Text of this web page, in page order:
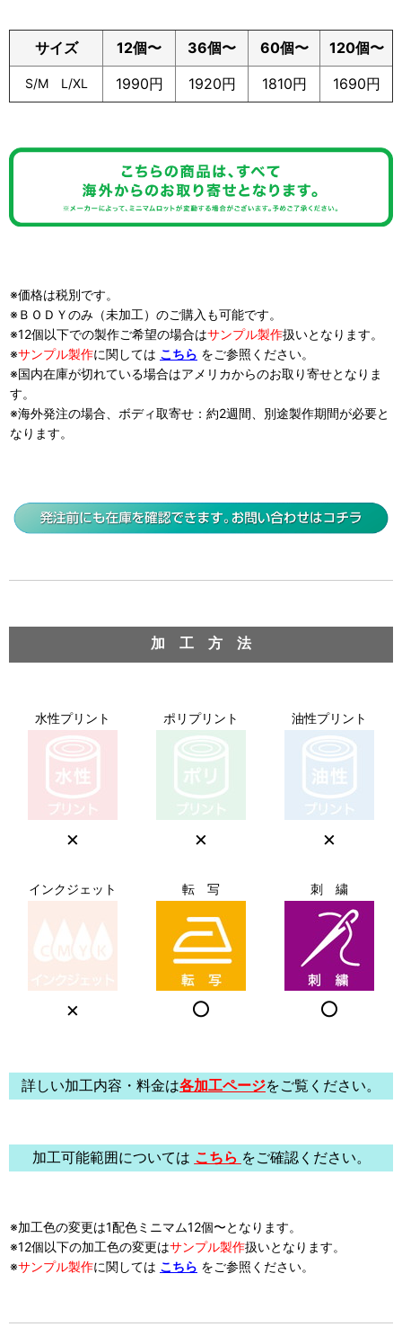
サイズ 12個〜 36個〜 60個〜 120個〜
S/M L/XL 1990円 1920円 1810円 1690円
※価格は税別です。
※ＢＯＤＹのみ（未加工）のご購入も可能です。
※12個以下での製作ご希望の場合はサンプル製作扱いとなります。
※サンプル製作に関しては こちら をご参照ください。
※国内在庫が切れている場合はアメリカからのお取り寄せとなりま
す。
※海外発注の場合、ボディ取寄せ：約2週間、別途製作期間が必要と
なります。
加 工 方 法
水性プリント ポリプリント 油性プリント
× × ×
インクジェット 転 写 刺 繍
× ○ ○
詳しい加工内容・料金は各加工ページをご覧ください。
加工可能範囲については こちら をご確認ください。
※加工色の変更は1配色ミニマム12個〜となります。
※12個以下の加工色の変更はサンプル製作扱いとなります。
※サンプル製作に関しては こちら をご参照ください。